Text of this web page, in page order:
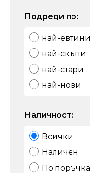
Подреди по:
най-евтини
най-скъпи
най-стари
най-нови
Наличност:
Всички
Наличен
По поръчка